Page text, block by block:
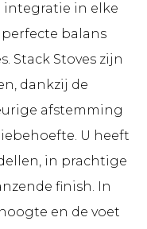
integratie in elke
balans
Stack Stoves zijn
dankzij de
afstemming
U heeft
in prachtige
finish. In
en de voet